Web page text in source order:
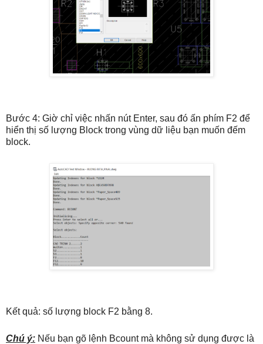
Bước 4: Giờ chỉ việc nhấn nút Enter, sau đó ấn phím F2 để
hiển thị số lượng Block trong vùng dữ liệu bạn muốn đếm
block.
Kết quả: số lượng block F2 bằng 8.
Chú ý: Nếu bạn gõ lệnh Bcount mà không sử dụng được là